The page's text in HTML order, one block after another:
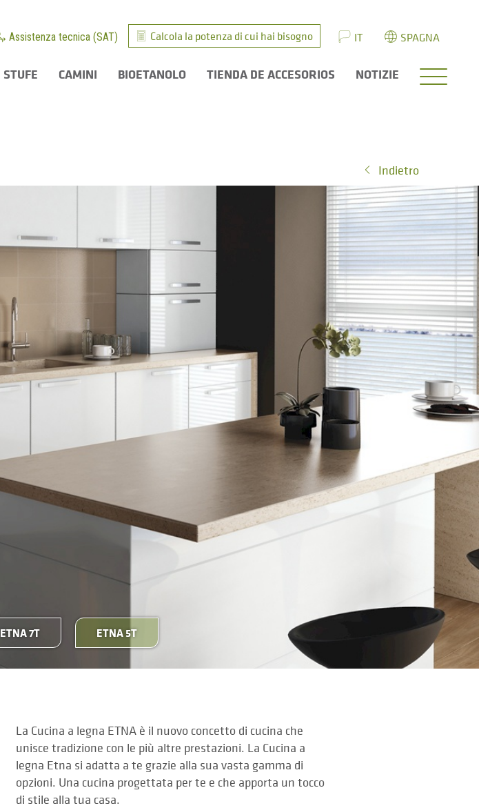
Assistenza tecnica (SAT) Calcola la potenza di cui hai bisogno IT SPAGNA
STUFE CAMINI BIOETANOLO TIENDA DE ACCESORIOS NOTIZIE
Indietro
ETNA 7T ETNA 5T
La Cucina a legna ETNA è il nuovo concetto di cucina che
unisce tradizione con le più altre prestazioni. La Cucina a
legna Etna si adatta a te grazie alla sua vasta gamma di
opzioni. Una cucina progettata per te e che apporta un tocco
di stile alla tua casa.